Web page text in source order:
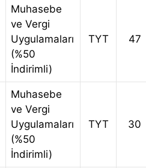
Muhasebe
ve Vergi
Uygulamaları
(%50
İndirimli)
TYT 47
Muhasebe
ve Vergi
Uygulamaları
(%50
İndirimli)
TYT 30